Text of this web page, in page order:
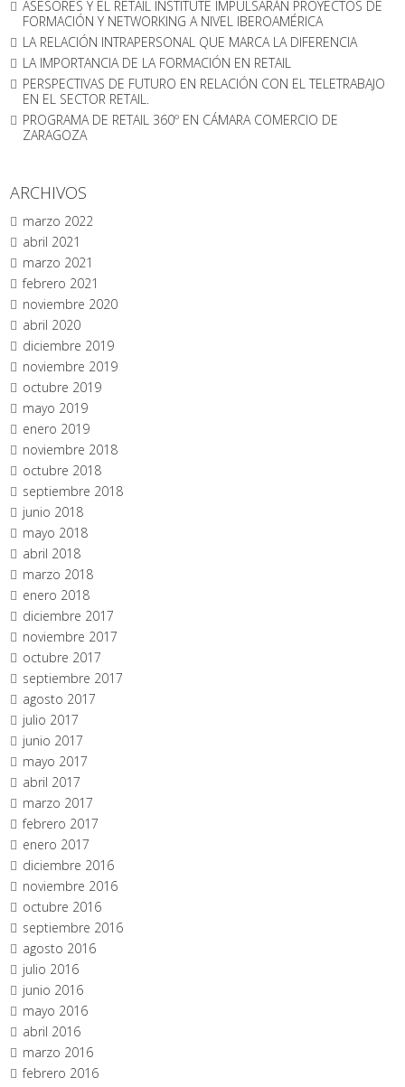
ASESORES Y EL RETAIL INSTITUTE IMPULSARÁN PROYECTOS DE
FORMACIÓN Y NETWORKING A NIVEL IBEROAMÉRICA
LA RELACIÓN INTRAPERSONAL QUE MARCA LA DIFERENCIA
LA IMPORTANCIA DE LA FORMACIÓN EN RETAIL
PERSPECTIVAS DE FUTURO EN RELACIÓN CON EL TELETRABAJO
EN EL SECTOR RETAIL.
PROGRAMA DE RETAIL 360º EN CÁMARA COMERCIO DE
ZARAGOZA
ARCHIVOS
marzo 2022
abril 2021
marzo 2021
febrero 2021
noviembre 2020
abril 2020
diciembre 2019
noviembre 2019
octubre 2019
mayo 2019
enero 2019
noviembre 2018
octubre 2018
septiembre 2018
junio 2018
mayo 2018
abril 2018
marzo 2018
enero 2018
diciembre 2017
noviembre 2017
octubre 2017
septiembre 2017
agosto 2017
julio 2017
junio 2017
mayo 2017
abril 2017
marzo 2017
febrero 2017
enero 2017
diciembre 2016
noviembre 2016
octubre 2016
septiembre 2016
agosto 2016
julio 2016
junio 2016
mayo 2016
abril 2016
marzo 2016
febrero 2016